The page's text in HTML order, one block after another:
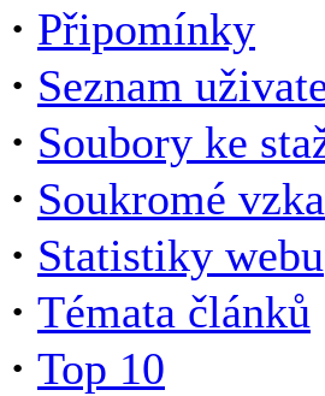
· Připomínky
· Seznam
· Soubory ke
· Soukromé
· Statistiky webu
· Témata článků
· Top 10